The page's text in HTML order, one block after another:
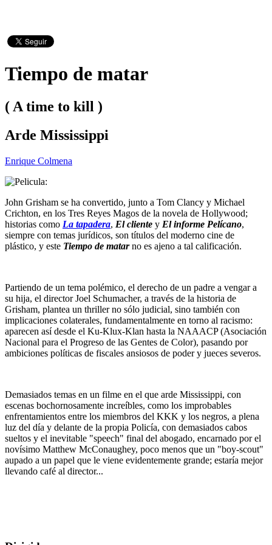
Tiempo de matar
( A time to kill )
Arde Mississippi
Enrique Colmena
John Grisham se ha convertido, junto a Tom Clancy y Michael
Crichton, en los Tres Reyes Magos de la novela de Hollywood;
historias como La tapadera, El cliente y El informe Pelícano,
siempre con temas jurídicos, son títulos del moderno cine de
plástico, y este Tiempo de matarno es ajeno a tal calificación.
Partiendo de un tema polémico, el derecho de un padre a vengar a
su hija, el director Joel Schumacher, a través de la historia de
Grisham, plantea un thriller no sólo judicial, sino también con
implicaciones colaterales, fundamentalmente en torno al racismo:
aparecen así desde el Ku-Klux-Klan hasta la NAAACP (Asociación
Nacional para el Progreso de las Gentes de Color), pasando por
ambiciones políticas de fiscales ansiosos de poder y jueces severos.
Demasiados temas en un filme en el que arde Mississippi, con
escenas bochornosamente increíbles, como los improbables
enfrentamientos entre los miembros del KKK y los negros, a plena
luz del día y delante de la propia Policía, con demasiados cabos
sueltos y el inevitable "speech" final del abogado, encarnado por el
novísimo Matthew McConaughey, poco menos que un "boy-scout"
aupado a un papel que le viene evidentemente grande; estaría mejor
llevando café al director...